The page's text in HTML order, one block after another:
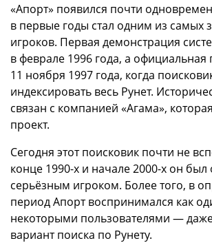
«Апорт» появился почти
в первые годы стал одним из самых
игроков. Первая демонстрация
в феврале 1996 года, а
11 ноября 1997 года, когда
индексировать весь Рунет.
связан с компанией «Агама»,
проект.
Сегодня этот поисковик почти не
конце 1990-х и начале 2000-х он был
серьёзным игроком. Более того, в
период Апорт воспринимался как
некоторыми пользователями —
вариант поиска по Рунету.